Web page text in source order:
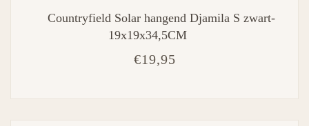
Countryfield Solar hangend Djamila S zwart-
19x19x34,5CM
€19,95